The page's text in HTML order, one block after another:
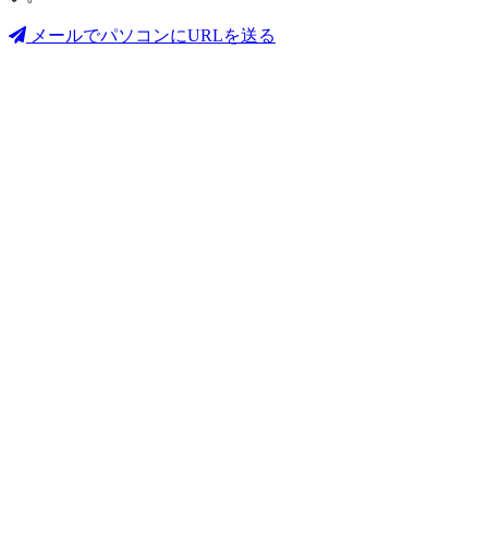
メールでパソコンにURLを送る